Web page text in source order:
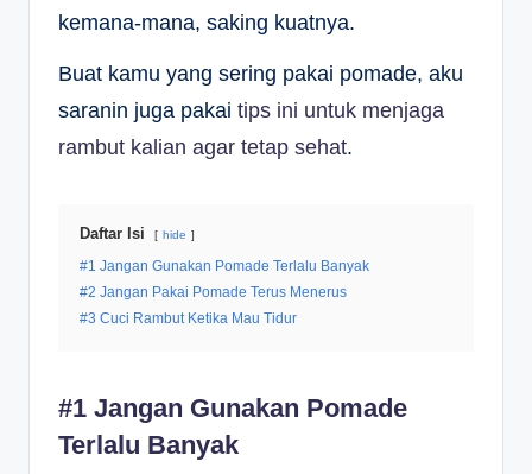
kemana-mana, saking kuatnya.
Buat kamu yang sering pakai pomade, aku
saranin juga pakai tips ini untuk menjaga
rambut kalian agar tetap sehat.
Daftar Isi hide
#1 Jangan Gunakan Pomade Terlalu Banyak
#2 Jangan Pakai Pomade Terus Menerus
#3 Cuci Rambut Ketika Mau Tidur
#1 Jangan Gunakan Pomade
Terlalu Banyak